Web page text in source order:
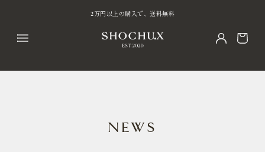
2万円以上の購入で、送料無料
SHOCHU X公式LINE@はこちら
NEWS